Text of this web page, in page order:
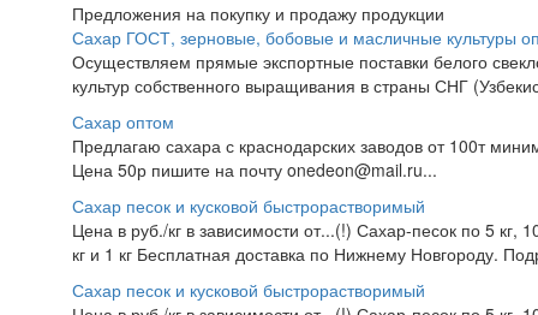
Предложения на покупку и продажу продукции
Сахар ГОСТ, зерновые, бобовые и масличные культуры
Осуществляем прямые экспортные поставки белого
культур собственного выращивания в страны СНГ
Сахар оптом
Предлагаю сахара с краснодарских заводов от 100т
Цена 50р пишите на почту onedeon@mail.ru...
Сахар песок и кусковой быстрорастворимый
Цена в руб./кг в зависимости от...(!) Сахар-песок по 5 кг,
кг и 1 кг Бесплатная доставка по Нижнему Новгороду.
Сахар песок и кусковой быстрорастворимый